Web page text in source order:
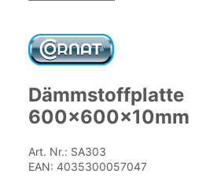
der
Bildgalerie
springen
Dämmstoffplatte
600x600x10mm
Art. Nr.: SA303
EAN: 4035300057047